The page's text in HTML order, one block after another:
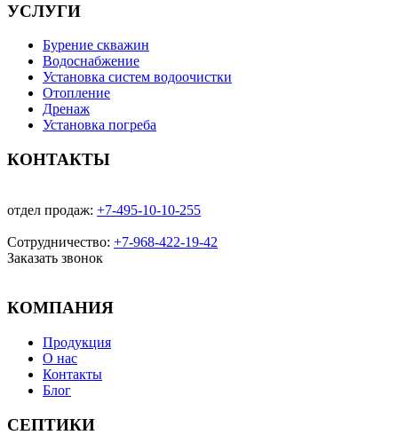
УСЛУГИ
Бурение скважин
Водоснабжение
Установка систем водоочистки
Отопление
Дренаж
Установка погреба
КОНТАКТЫ
отдел продаж: +7-495-10-10-255
Сотрудничество: +7-968-422-19-42
Заказать звонок
КОМПАНИЯ
Продукция
О нас
Контакты
Блог
СЕПТИКИ